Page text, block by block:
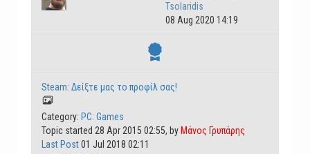
Tsolaridis
08 Aug 2020 14:19
Steam: Δείξτε μας το προφίλ σας!
Category: PC: Games
Topic started 28 Apr 2015 02:55, by Μάνος Γρυπάρης
Last Post01 Jul 2018 02:11